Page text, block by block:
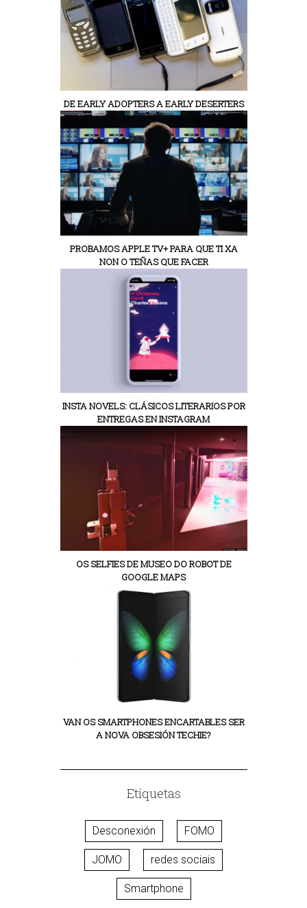
DE EARLY ADOPTERS A EARLY DESERTERS
PROBAMOS APPLE TV+ PARA QUE TI XA
NON O TEÑAS QUE FACER
INSTA NOVELS: CLÁSICOS LITERARIOS POR
ENTREGAS EN INSTAGRAM
OS SELFIES DE MUSEO DO ROBOT DE
GOOGLE MAPS
VAN OS SMARTPHONES ENCARTABLES SER
A NOVA OBSESIÓN TECHIE?
Etiquetas
Desconexión FOMO
JOMO redes sociais
Smartphone